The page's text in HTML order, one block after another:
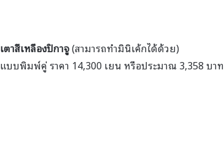
เตาสีเหลืองปิกาจู(สามารถทำมินิเค้กได้ด้วย)
แบบพิมพ์คู่ ราคา 14,300 เยน หรือประมาณ 3,358 บาท